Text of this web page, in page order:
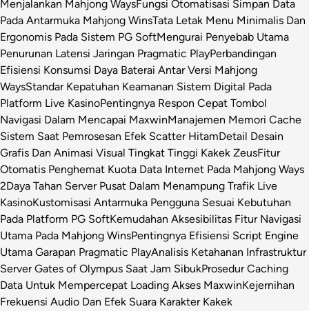
Menjalankan Mahjong WaysFungsi Otomatisasi Simpan Data
Pada Antarmuka Mahjong WinsTata Letak Menu Minimalis Dan
Ergonomis Pada Sistem PG SoftMengurai Penyebab Utama
Penurunan Latensi Jaringan Pragmatic PlayPerbandingan
Efisiensi Konsumsi Daya Baterai Antar Versi Mahjong
WaysStandar Kepatuhan Keamanan Sistem Digital Pada
Platform Live KasinoPentingnya Respon Cepat Tombol
Navigasi Dalam Mencapai MaxwinManajemen Memori Cache
Sistem Saat Pemrosesan Efek Scatter HitamDetail Desain
Grafis Dan Animasi Visual Tingkat Tinggi Kakek ZeusFitur
Otomatis Penghemat Kuota Data Internet Pada Mahjong Ways
2Daya Tahan Server Pusat Dalam Menampung Trafik Live
KasinoKustomisasi Antarmuka Pengguna Sesuai Kebutuhan
Pada Platform PG SoftKemudahan Aksesibilitas Fitur Navigasi
Utama Pada Mahjong WinsPentingnya Efisiensi Script Engine
Utama Garapan Pragmatic PlayAnalisis Ketahanan Infrastruktur
Server Gates of Olympus Saat Jam SibukProsedur Caching
Data Untuk Mempercepat Loading Akses MaxwinKejernihan
Frekuensi Audio Dan Efek Suara Karakter Kakek